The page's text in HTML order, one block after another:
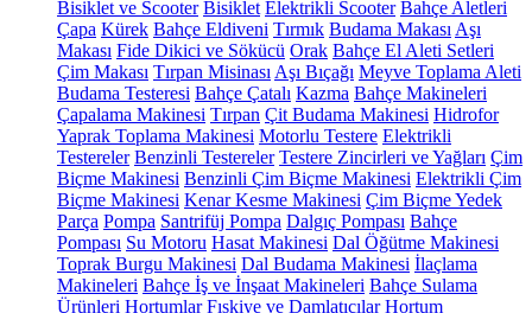
Bisiklet ve Scooter Bisiklet Elektrikli Scooter Bahçe Aletleri
Çapa Kürek Bahçe Eldiveni Tırmık Budama Makası Aşı
Makası Fide Dikici ve Sökücü Orak Bahçe El Aleti Setleri
Çim Makası Tırpan Misinası Aşı Bıçağı Meyve Toplama Aleti
Budama Testeresi Bahçe Çatalı Kazma Bahçe Makineleri
Çapalama Makinesi Tırpan Çit Budama Makinesi Hidrofor
Yaprak Toplama Makinesi Motorlu Testere Elektrikli
Testereler Benzinli Testereler Testere Zincirleri ve Yağları Çim
Biçme Makinesi Benzinli Çim Biçme Makinesi Elektrikli Çim
Biçme Makinesi Kenar Kesme Makinesi Çim Biçme Yedek
Parça Pompa Santrifüj Pompa Dalgıç Pompası Bahçe
Pompası Su Motoru Hasat Makinesi Dal Öğütme Makinesi
Toprak Burgu Makinesi Dal Budama Makinesi İlaçlama
Makineleri Bahçe İş ve İnşaat Makineleri Bahçe Sulama
Ürünleri Hortumlar Fıskiye ve Damlatıcılar Hortum